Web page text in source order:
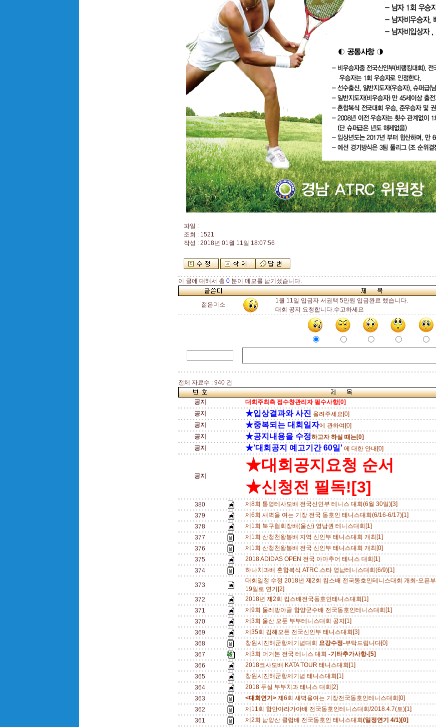
파일 :
조회 : 1521
작성 : 2018년 01월 11일 18:07:56
이 글에 대해서 총 0분이 메모를 남기셨습니다.
젊은미소
1월 11일 입금자 서권택 5만원 입금완료 했습니다.
대회 공지 요청합니다.수고하세요
전체 자료수 : 940 건
공지 대회주최측 접수창관리자 필수사항[0]
공지
★입상결과와 사진 올려주세요[0]
공지
★중복되는 대회일자에 관하여[0]
공지
★공지내용을 수정하고자 하실 때는[0]
공지
★'대회공지 예고기간 60일' 에 대한 안내[0]
공지
★대회공지요청 순서
★신청전 필독![3]
380 제8회 통영테사모배 전국신인부 테니스 대회(6월 30일)[3]
379
제6회 새벽을 여는 기장 전국 동호인 테니스대회(6/16-6/17)[1]
378
제1회 북구협회장배(울산) 영남권 테니스대회[1]
377
제1회 산청천왕봉배 지역 신인부 테니스대회 개최[1]
376
제1회 산청천왕봉배 전국 신인부 테니스대회 개최[0]
375
2018 ADIDAS OPEN 전국 아마추어 테니스 대회[1]
374
하나치과배 혼합복식 ATRC.스타 영남테니스대회(6/9)[1]
373
대회일정 수정 2018년 제2회 킴스배 전국동호인테니스대회 개최-오픈부
19일로 연기[2]
372 2018년 제2회 킴스배전국동호인테니스대회[1]
371
제9회 물레방아골 함양군수배 전국동호인테니스대회[1]
370
제3회 울산 오푼 부부테니스대회 공지[1]
369
제35회 김해오픈 전국신인부 테니스대회[3]
368
창원시진해군항제기념대회 요강수정-부탁드립니다[0]
367
제3회 머거본 전국 테니스 대회 -기타추가사항-[5]
366
2018코사모배 KATA TOUR 테니스대회[1]
365
창원시진해군항제기념 테니스대회[1]
364
2018 두실 부부치과 테니스 대회[2]
363
<대회연기>제6회 새벽을여는 기장전국동호인테니스대회[0]
362
제11회 함안아라가야배 전국동호인테니스대회/2018.4.7(토)[1]
361
제2회 남양산 클럽배 전국동호인 테니스대회 (일정연기 4/1)[0]